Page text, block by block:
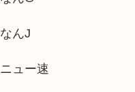
なんJ
ニュー速